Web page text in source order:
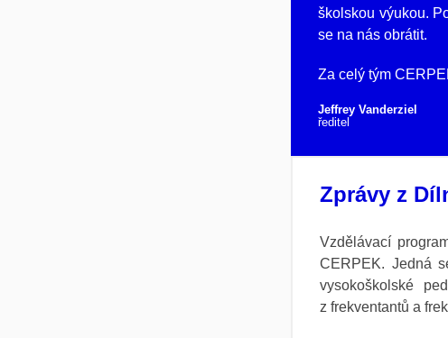
školskou výukou.
se na nás obrátit.
Za celý tým
Jeffrey Vanderziel
ředitel
Zprávy z
Vzdělávací
CERPEK. Jedná
vysokoškolské
z frekventantů a